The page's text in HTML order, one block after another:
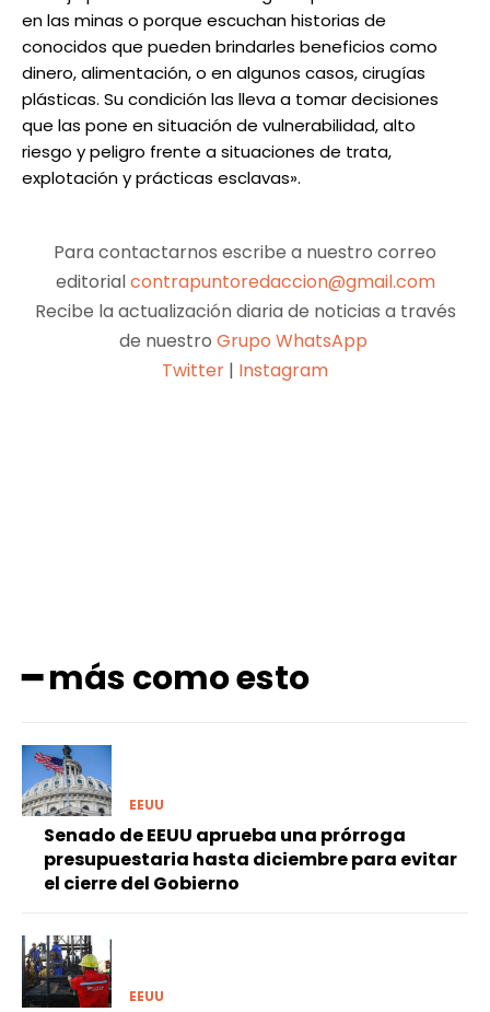
en las minas o porque escuchan historias de
conocidos que pueden brindarles beneficios como
dinero, alimentación, o en algunos casos, cirugías
plásticas. Su condición las lleva a tomar decisiones
que las pone en situación de vulnerabilidad, alto
riesgo y peligro frente a situaciones de trata,
explotación y prácticas esclavas».
Para contactarnos escribe a nuestro correo
editorialcontrapuntoredaccion@gmail.com
Recibe la actualización diaria de noticias a través
de nuestro Grupo WhatsApp
Twitter | Instagram
━ más como esto
EEUU
Senado de EEUU aprueba una prórroga
presupuestaria hasta diciembre para evitar
el cierre del Gobierno
EEUU